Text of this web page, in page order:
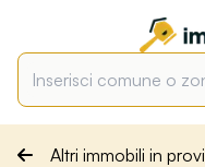
Altri immobili in